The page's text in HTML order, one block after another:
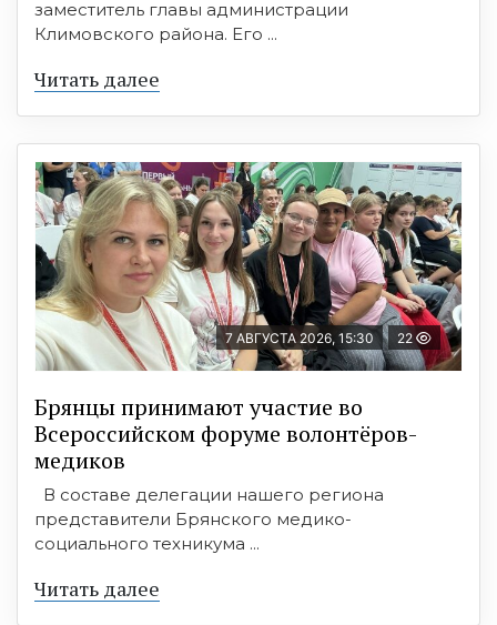
заместитель главы администрации
Климовского района. Его ...
Читать далее
7 АВГУСТА 2026, 15:30 22
Брянцы принимают участие во
Всероссийском форуме волонтёров-
медиков
В составе делегации нашего региона
представители Брянского медико-
социального техникума ...
Читать далее